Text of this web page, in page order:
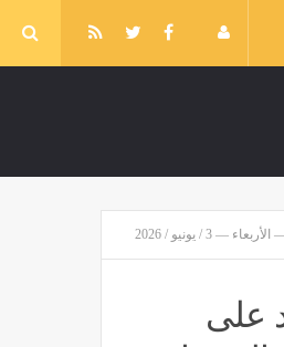
— 3 / يونيو / 2026
على